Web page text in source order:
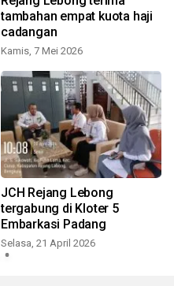
tambahan empat kuota haji
cadangan
Kamis, 7 Mei 2026
JCH Rejang Lebong
tergabung di Kloter 5
Embarkasi Padang
Selasa, 21 April 2026